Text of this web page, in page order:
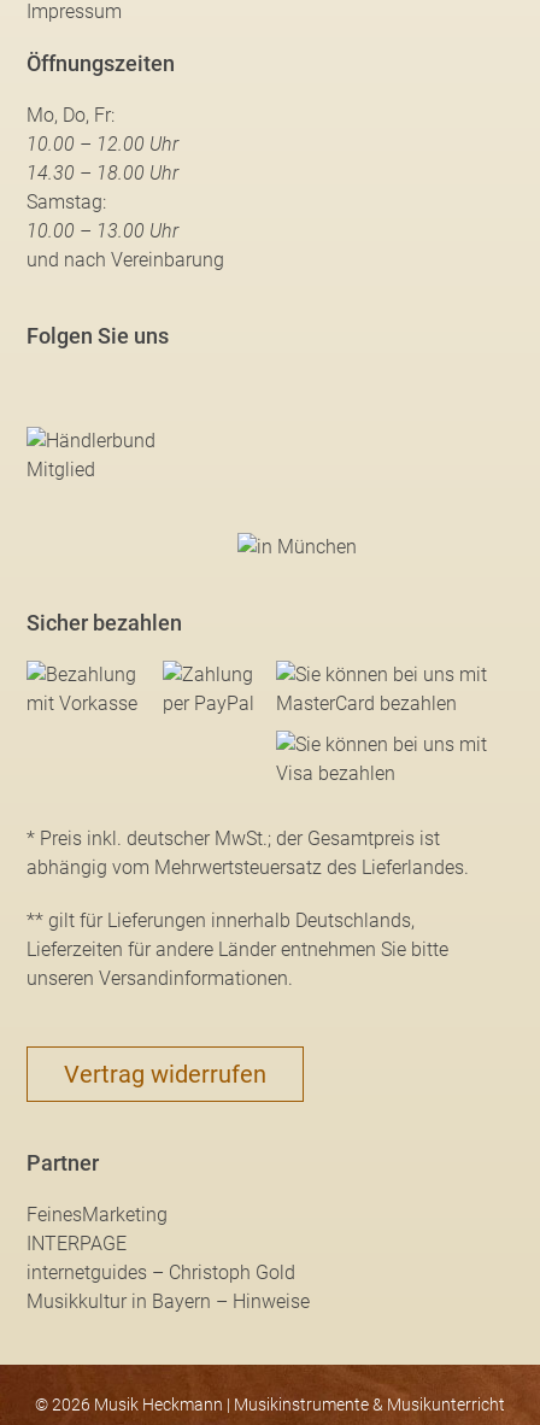
Impressum
Öffnungszeiten
Mo, Do, Fr:
10.00 – 12.00 Uhr
14.30 – 18.00 Uhr
Samstag:
10.00 – 13.00 Uhr
und nach Vereinbarung
Folgen Sie uns
Sicher bezahlen
* Preis inkl. deutscher MwSt.; der Gesamtpreis ist
abhängig vom Mehrwertsteuersatz des Lieferlandes.
** gilt für Lieferungen innerhalb Deutschlands,
Lieferzeiten für andere Länder entnehmen Sie bitte
unseren Versandinformationen.
Vertrag widerrufen
Partner
FeinesMarketing
INTERPAGE
internetguides – Christoph Gold
Musikkultur in Bayern – Hinweise
© 2026 Musik Heckmann | Musikinstrumente & Musikunterricht